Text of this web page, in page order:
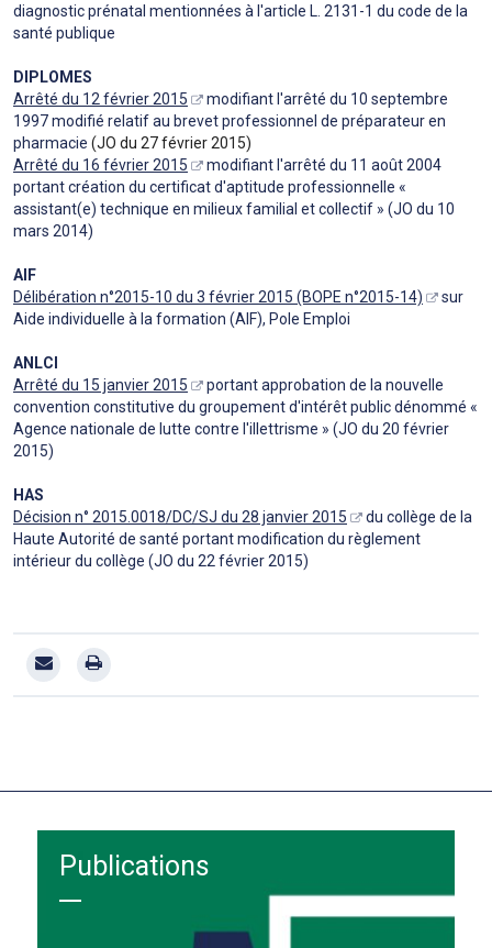
diagnostic prénatal mentionnées à l'article L. 2131-1 du code de la
santé publique
DIPLOMES
Arrêté du 12 février 2015
modifiant l'arrêté du 10 septembre
1997 modifié relatif au brevet professionnel de préparateur en
pharmacie (JO du 27 février 2015)
Arrêté du 16 février 2015
modifiant l'arrêté du 11 août 2004
portant création du certificat d'aptitude professionnelle «
assistant(e) technique en milieux familial et collectif » (JO du 10
mars 2014)
AIF
Délibération n°2015-10 du 3 février 2015 (BOPE n°2015-14)
sur
Aide individuelle à la formation (AIF), Pole Emploi
ANLCI
Arrêté du 15 janvier 2015
portant approbation de la nouvelle
convention constitutive du groupement d'intérêt public dénommé «
Agence nationale de lutte contre l'illettrisme » (JO du 20 février
2015)
HAS
Décision n° 2015.0018/DC/SJ du 28 janvier 2015
du collège de la
Haute Autorité de santé portant modification du règlement
intérieur du collège (JO du 22 février 2015)
Publications